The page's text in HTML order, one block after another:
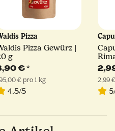
Pizza
Pizza Gewürz |
g
€*
€ pro 1 kg
4.5/5
2,99